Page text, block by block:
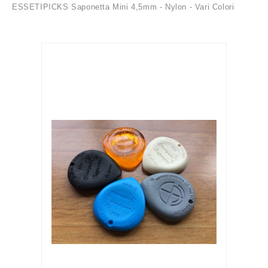
ESSETIPICKS Saponetta Mini 4,5mm - Nylon - Vari Colori